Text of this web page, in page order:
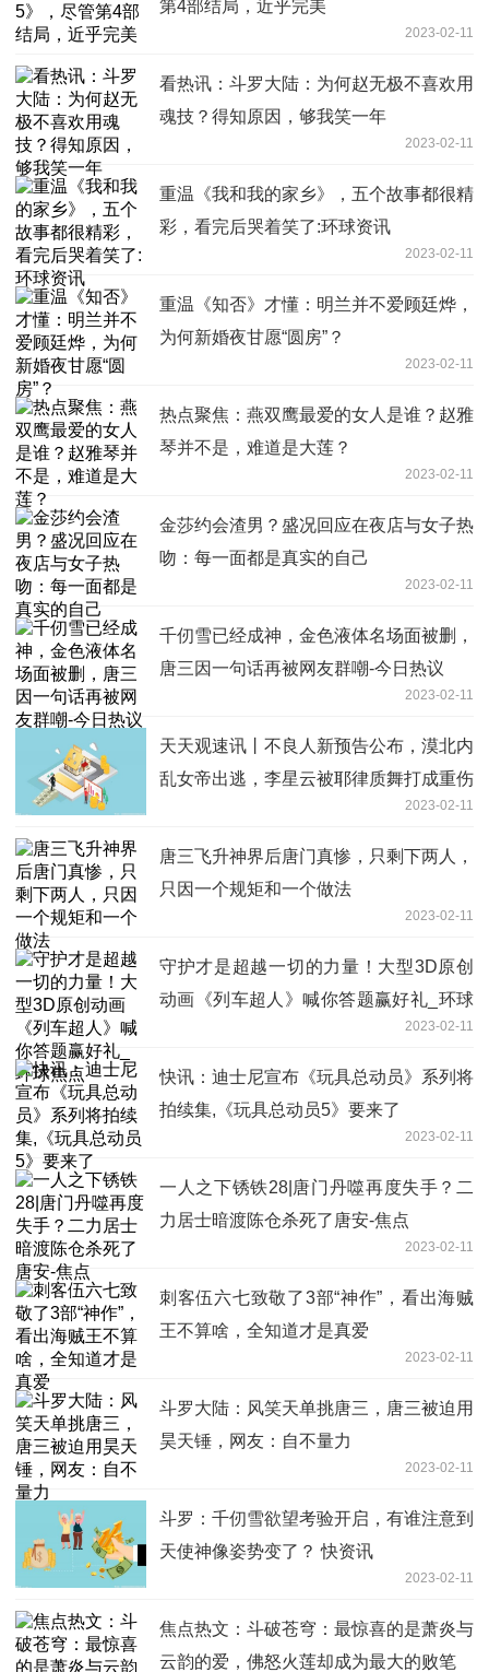
第4部结局，近乎完美
2023-02-11
看热讯：斗罗大陆：为何赵无极不喜欢用
魂技？得知原因，够我笑一年
2023-02-11
重温《我和我的家乡》，五个故事都很精
彩，看完后哭着笑了:环球资讯
2023-02-11
重温《知否》才懂：明兰并不爱顾廷烨，
为何新婚夜甘愿“圆房”？
2023-02-11
热点聚焦：燕双鹰最爱的女人是谁？赵雅
琴并不是，难道是大莲？
2023-02-11
金莎约会渣男？盛况回应在夜店与女子热
吻：每一面都是真实的自己
2023-02-11
千仞雪已经成神，金色液体名场面被删，
唐三因一句话再被网友群嘲-今日热议
2023-02-11
天天观速讯丨不良人新预告公布，漠北内
乱女帝出逃，李星云被耶律质舞打成重伤
2023-02-11
唐三飞升神界后唐门真惨，只剩下两人，
只因一个规矩和一个做法
2023-02-11
守护才是超越一切的力量！大型3D原创
动画《列车超人》喊你答题赢好礼_环球
2023-02-11
快讯：迪士尼宣布《玩具总动员》系列将
拍续集,《玩具总动员5》要来了
2023-02-11
一人之下锈铁28|唐门丹噬再度失手？二
力居士暗渡陈仓杀死了唐安-焦点
2023-02-11
刺客伍六七致敬了3部“神作”，看出海贼
王不算啥，全知道才是真爱
2023-02-11
斗罗大陆：风笑天单挑唐三，唐三被迫用
昊天锤，网友：自不量力
2023-02-11
斗罗：千仞雪欲望考验开启，有谁注意到
天使神像姿势变了？ 快资讯
2023-02-11
焦点热文：斗破苍穹：最惊喜的是萧炎与
云韵的爱，佛怒火莲却成为最大的败笔